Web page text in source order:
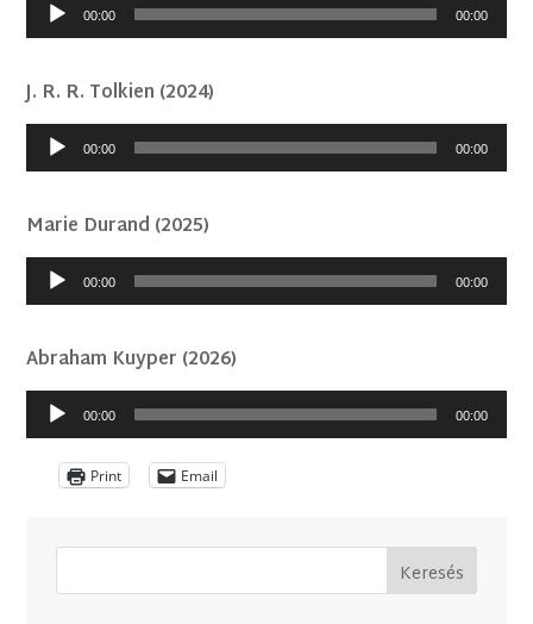
lejátszó00:00 00:00
J. R. R. Tolkien (2024)
Audió
lejátszó00:00 00:00
Marie Durand (2025)
Audió
lejátszó00:00 00:00
Abraham Kuyper (2026)
Audió
lejátszó00:00 00:00
Print Email